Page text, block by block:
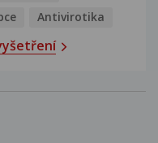
Antivirotika